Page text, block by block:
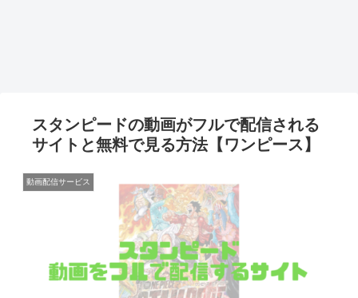
スタンピードの動画がフルで配信される
サイトと無料で見る方法【ワンピース】
動画配信サービス